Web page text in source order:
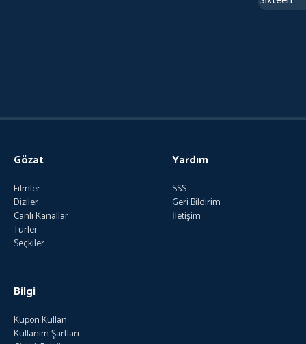
Gözat
Filmler
Diziler
Canlı Kanallar
Türler
Seçkiler
Yardım
SSS
Geri Bildirim
İletişim
Bilgi
Kupon Kullan
Kullanım Şartları